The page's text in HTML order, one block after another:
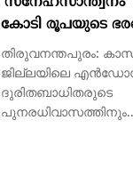
എന്‍ഡോസള്‍ഫാന്‍
ദുരിതബാധിതര്‍ക്ക്
പാലിച്ച് സര്‍ക്കാര്‍;
‘സ്നേഹസാന്ത്വനം’
കോടി രൂപയുടെ